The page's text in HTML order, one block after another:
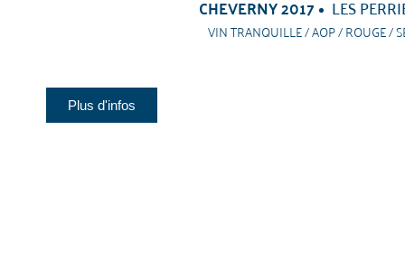
CHEVERNY 2017 LES
VIN TRANQUILLE / AOP / ROUGE /
Plus d'infos